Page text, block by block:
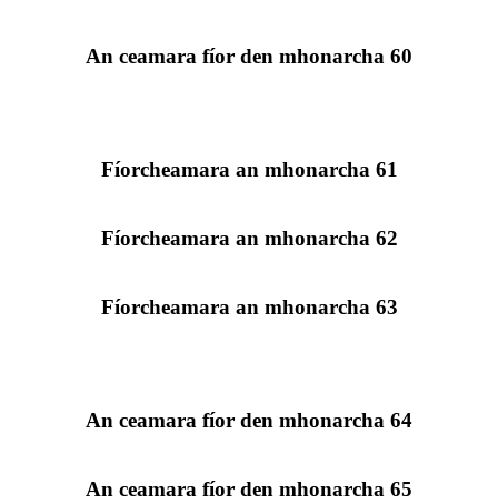
An ceamara fíor den mhonarcha 60
Fíorcheamara an mhonarcha 61
Fíorcheamara an mhonarcha 62
Fíorcheamara an mhonarcha 63
An ceamara fíor den mhonarcha 64
An ceamara fíor den mhonarcha 65